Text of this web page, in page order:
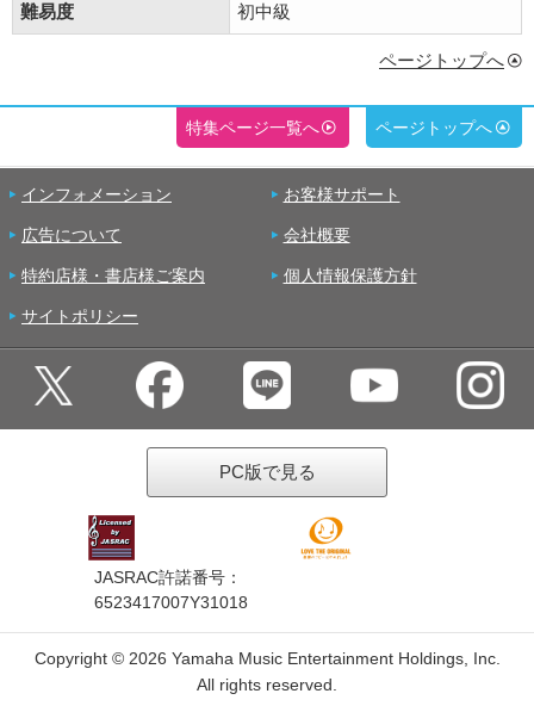
難易度 初中級
ページトップへ
特集ページ一覧へ ページトップへ
インフォメーション お客様サポート
広告について 会社概要
特約店様・書店様ご案内 個人情報保護方針
サイトポリシー
PC版で見る
JASRAC許諾番号：
6523417007Y31018
Copyright © 2026 Yamaha Music Entertainment Holdings, Inc.
All rights reserved.